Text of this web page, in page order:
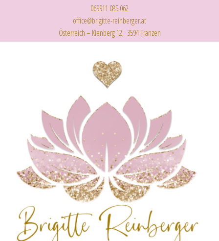
069911 085 062
office@brigitte-reinberger.at
Österreich – Kienberg 12, 3594 Franzen